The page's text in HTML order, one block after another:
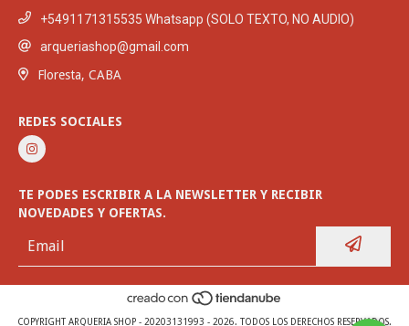
+5491171315535 Whatsapp (SOLO TEXTO, NO AUDIO)
arqueriashop@gmail.com
Floresta, CABA
REDES SOCIALES
TE PODES ESCRIBIR A LA NEWSLETTER Y RECIBIR
NOVEDADES Y OFERTAS.
COPYRIGHT ARQUERIA SHOP - 20203131993 - 2026. TODOS LOS DERECHOS RESERVADOS.